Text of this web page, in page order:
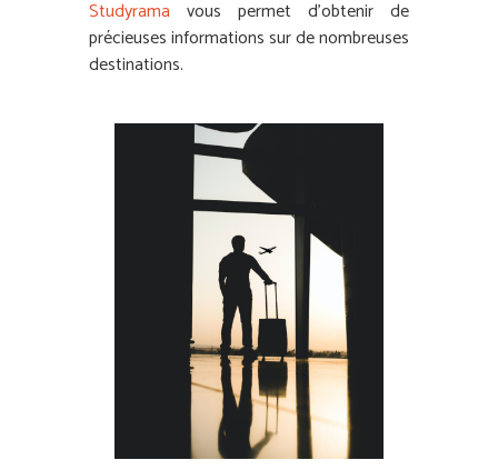
Studyrama vous permet d’obtenir de
précieuses informations sur de nombreuses
destinations.